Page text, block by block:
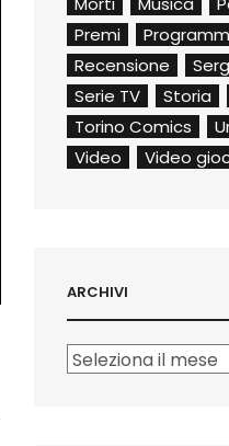
Premi
Recensione
Serie TV
Storia
Torino Comics
Video
Video
ARCHIVI
Archivi